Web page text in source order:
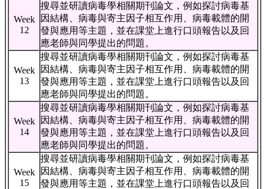
Week
12
搜尋並研讀病毒學相關期刊論文，例如探討病毒基
因結構、病毒與寄主因子相互作用、病毒載體的開
發與應用等主題，並在課堂上進行口頭報告以及回
應老師與同學提出的問題。
Week
13
搜尋並研讀病毒學相關期刊論文，例如探討病毒基
因結構、病毒與寄主因子相互作用、病毒載體的開
發與應用等主題，並在課堂上進行口頭報告以及回
應老師與同學提出的問題。
Week
14
搜尋並研讀病毒學相關期刊論文，例如探討病毒基
因結構、病毒與寄主因子相互作用、病毒載體的開
發與應用等主題，並在課堂上進行口頭報告以及回
應老師與同學提出的問題。
Week
15
搜尋並研讀病毒學相關期刊論文，例如探討病毒基
因結構、病毒與寄主因子相互作用、病毒載體的開
發與應用等主題，並在課堂上進行口頭報告以及回